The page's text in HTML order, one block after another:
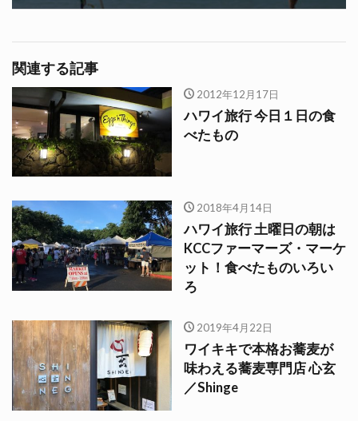
関連する記事
2012年12月17日
ハワイ旅行 今日１日の食
べたもの
2018年4月14日
ハワイ旅行 土曜日の朝は
KCCファーマーズ・マーケ
ット！食べたものいろい
ろ
2019年4月22日
ワイキキで本格お蕎麦が
味わえる蕎麦専門店 心玄
／Shinge